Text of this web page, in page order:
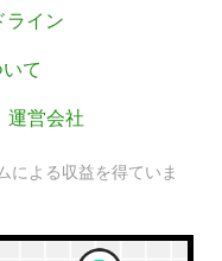
ライン
て
運営会社
による収益を得ていま